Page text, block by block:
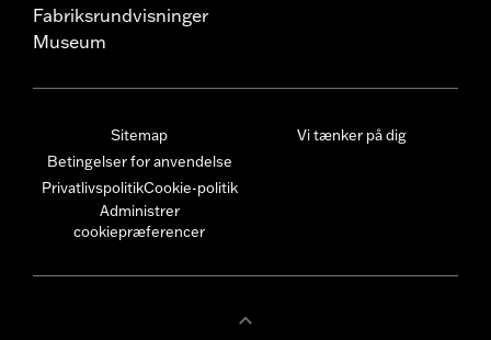
Fabriksrundvisninger
Museum
Sitemap
Betingelser for anvendelse
PrivatlivspolitikCookie-politik
Administrer
cookiepræferencer
Vi tænker på dig